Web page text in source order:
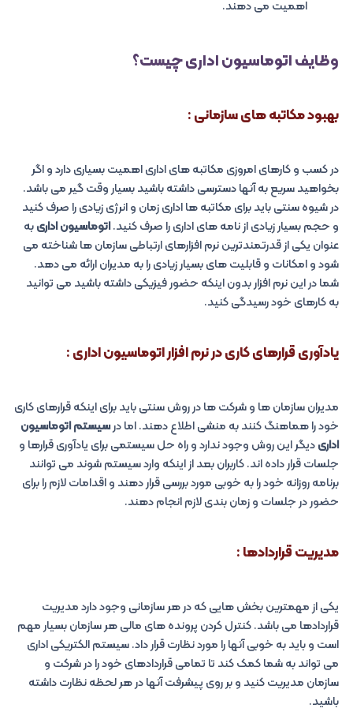
اهمیت می دهند.
وظایف اتوماسیون اداری چیست؟
بهبود مکاتبه های سازمانی :
در کسب و کارهای امروزی مکاتبه های اداری اهمیت بسیاری دارد و اگر
بخواهید سریع به آنها دسترسی داشته باشید بسیار وقت گیر می باشد.
در شیوه سنتی باید برای مکاتبه ها اداری زمان و انرژی زیادی را صرف کنید
و حجم بسیار زیادی از نامه های اداری را صرف کنید.اتوماسیون اداریبه
عنوان یکی از قدرتمندترین نرم افزارهای ارتباطی سازمان ها شناخته می
شود و امکانات و قابلیت های بسیار زیادی را به مدیران ارائه می دهد.
شما در این نرم افزار بدون اینکه حضور فیزیکی داشته باشید می توانید
به کارهای خود رسیدگی کنید.
یادآوری قرارهای کاری در نرم افزار اتوماسیون اداری :
مدیران سازمان ها و شرکت ها در روش سنتی باید برای اینکه قرارهای کاری
خود را هماهنگ کنند به منشی اطلاع دهند. اما درسیستم اتوماسیون
اداریدیگر این روش وجود ندارد و راه حل سیستمی برای یادآوری قرارها و
جلسات قرار داده اند. کاربران بعد از اینکه وارد سیستم شوند می توانند
برنامه روزانه خود را به خوبی مورد بررسی قرار دهند و اقدامات لازم را برای
حضور در جلسات و زمان بندی لازم انجام دهند.
مدیریت قراردادها :
یکی از مهمترین بخش هایی که در هر سازمانی وجود دارد مدیریت
قراردادها می باشد. کنترل کردن پرونده های مالی هر سازمان بسیار مهم
است و باید به خوبی آنها را مورد نظارت قرار داد. سیستم الکتریکی اداری
می تواند به شما کمک کند تا تمامی قراردادهای خود را در شرکت و
سازمان مدیریت کنید و بر روی پیشرفت آنها در هر لحظه نظارت داشته
باشید.